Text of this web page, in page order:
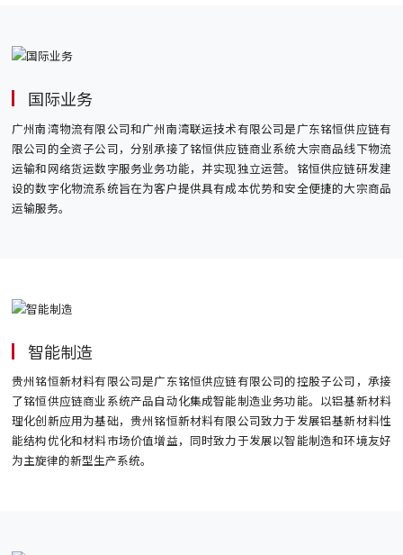
国际业务
广州南湾物流有限公司和广州南湾联运技术有限公司是广东铭恒供应链有
限公司的全资子公司，分别承接了铭恒供应链商业系统大宗商品线下物流
运输和网络货运数字服务业务功能，并实现独立运营。铭恒供应链研发建
设的数字化物流系统旨在为客户提供具有成本优势和安全便捷的大宗商品
运输服务。
智能制造
贵州铭恒新材料有限公司是广东铭恒供应链有限公司的控股子公司，承接
了铭恒供应链商业系统产品自动化集成智能制造业务功能。以铝基新材料
理化创新应用为基础，贵州铭恒新材料有限公司致力于发展铝基新材料性
能结构优化和材料市场价值增益，同时致力于发展以智能制造和环境友好
为主旋律的新型生产系统。